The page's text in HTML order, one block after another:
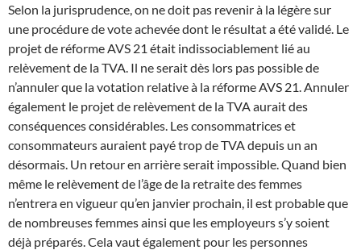
Selon la jurisprudence, on ne doit pas revenir à la légère sur
une procédure de vote achevée dont le résultat a été validé. Le
projet de réforme AVS 21 était indissociablement lié au
relèvement de la TVA. Il ne serait dès lors pas possible de
n’annuler que la votation relative à la réforme AVS 21. Annuler
également le projet de relèvement de la TVA aurait des
conséquences considérables. Les consommatrices et
consommateurs auraient payé trop de TVA depuis un an
désormais. Un retour en arrière serait impossible. Quand bien
même le relèvement de l’âge de la retraite des femmes
n’entrera en vigueur qu’en janvier prochain, il est probable que
de nombreuses femmes ainsi que les employeurs s’y soient
déjà préparés. Cela vaut également pour les personnes